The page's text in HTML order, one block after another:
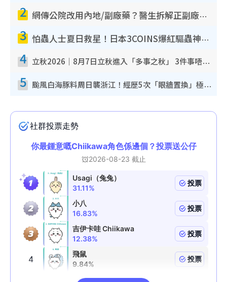
2 網傳公院改用內地/副廠藥？醫生拆解正副廠分別 揭4類人換藥隨時出事
3 怕蟲人士夏日救星！日本3COINS爆紅驅蟲神器$45起 1招「全程免觸碰」輕鬆搞定小強
4 立秋2026｜8月7日立秋進入「多事之秋」 3件事唔做得！專家教6招開運 清枱頭／銀包納氣接好運
5 颱風白海豚料周日襲浙江！經歷5次「眼牆置換」極罕見 成登陸內地最長途颱風